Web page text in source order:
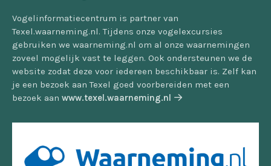
Vogelinformatiecentrum is partner van
Texel.waarneming.nl. Tijdens onze vogelexcursies
gebruiken we waarneming.nl om al onze waarnemingen
zoveel mogelijk vast te leggen. Ook ondersteunen we de
website zodat deze voor iedereen beschikbaar is. Zelf kan
je een bezoek aan Texel goed voorbereiden met een
bezoek aan www.texel.waarneming.nl